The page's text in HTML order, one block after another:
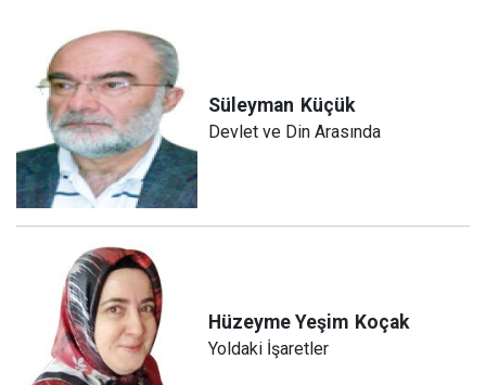
Süleyman Küçük
Devlet ve Din Arasında
Hüzeyme Yeşim Koçak
Yoldaki İşaretler